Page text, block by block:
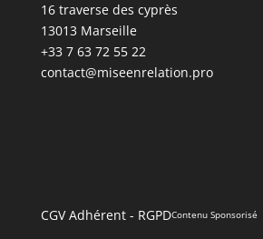
16 traverse des cyprès
13013 Marseille
+33 7 63 72 55 22
contact@miseenrelation.pro
CGV Adhérent- RGPDContenu Sponsorisé